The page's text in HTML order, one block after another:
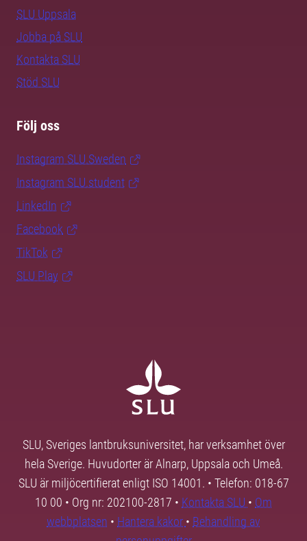
SLU Uppsala
Jobba på SLU
Kontakta SLU
Stöd SLU
Följ oss
Instagram SLU.Sweden
Instagram SLU.student
LinkedIn
Facebook
TikTok
SLU Play
SLU, Sveriges lantbruksuniversitet, har verksamhet över
hela Sverige. Huvudorter är Alnarp, Uppsala och Umeå.
SLU är miljöcertifierat enligt ISO 14001. • Telefon: 018-67
10 00 • Org nr: 202100-2817 • Kontakta SLU • Om
webbplatsen • Hantera kakor • Behandling av